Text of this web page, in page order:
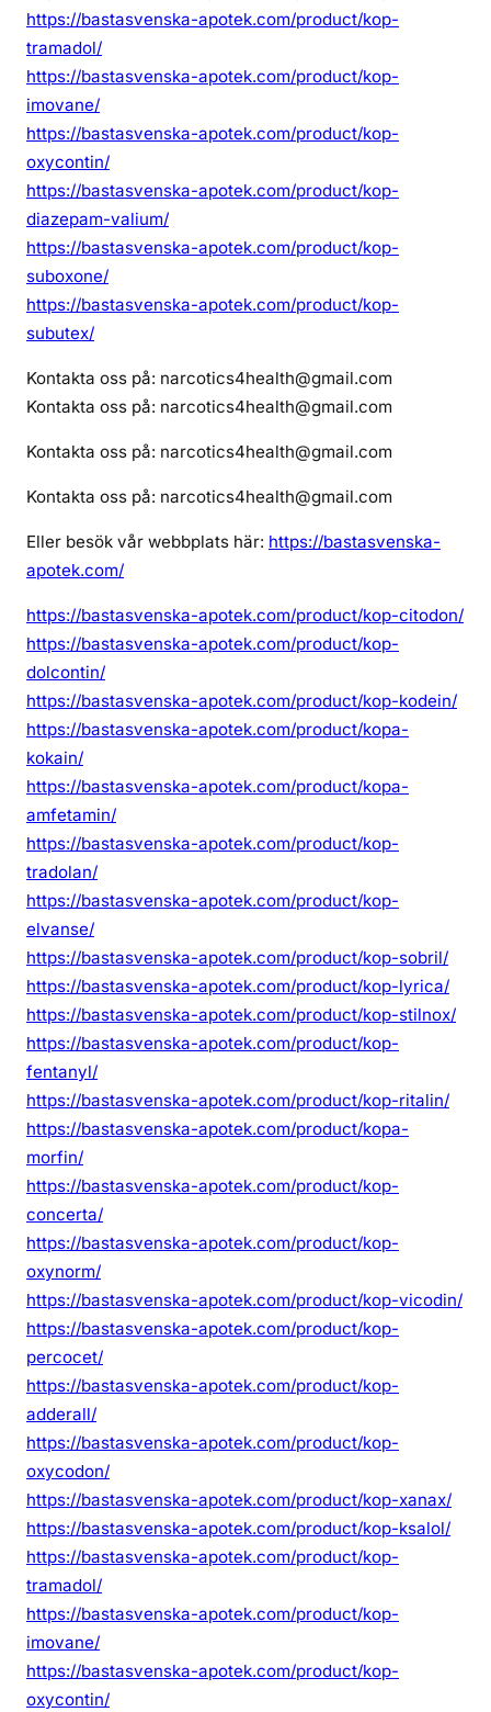
https://bastasvenska-apotek.com/product/kop-
tramadol/
https://bastasvenska-apotek.com/product/kop-
imovane/
https://bastasvenska-apotek.com/product/kop-
oxycontin/
https://bastasvenska-apotek.com/product/kop-
diazepam-valium/
https://bastasvenska-apotek.com/product/kop-
suboxone/
https://bastasvenska-apotek.com/product/kop-
subutex/
Kontakta oss på: narcotics4health@gmail.com
Kontakta oss på: narcotics4health@gmail.com
Kontakta oss på: narcotics4health@gmail.com
Kontakta oss på: narcotics4health@gmail.com
Eller besök vår webbplats här: https://bastasvenska-
apotek.com/
https://bastasvenska-apotek.com/product/kop-citodon/
https://bastasvenska-apotek.com/product/kop-
dolcontin/
https://bastasvenska-apotek.com/product/kop-kodein/
https://bastasvenska-apotek.com/product/kopa-
kokain/
https://bastasvenska-apotek.com/product/kopa-
amfetamin/
https://bastasvenska-apotek.com/product/kop-
tradolan/
https://bastasvenska-apotek.com/product/kop-
elvanse/
https://bastasvenska-apotek.com/product/kop-sobril/
https://bastasvenska-apotek.com/product/kop-lyrica/
https://bastasvenska-apotek.com/product/kop-stilnox/
https://bastasvenska-apotek.com/product/kop-
fentanyl/
https://bastasvenska-apotek.com/product/kop-ritalin/
https://bastasvenska-apotek.com/product/kopa-
morfin/
https://bastasvenska-apotek.com/product/kop-
concerta/
https://bastasvenska-apotek.com/product/kop-
oxynorm/
https://bastasvenska-apotek.com/product/kop-vicodin/
https://bastasvenska-apotek.com/product/kop-
percocet/
https://bastasvenska-apotek.com/product/kop-
adderall/
https://bastasvenska-apotek.com/product/kop-
oxycodon/
https://bastasvenska-apotek.com/product/kop-xanax/
https://bastasvenska-apotek.com/product/kop-ksalol/
https://bastasvenska-apotek.com/product/kop-
tramadol/
https://bastasvenska-apotek.com/product/kop-
imovane/
https://bastasvenska-apotek.com/product/kop-
oxycontin/